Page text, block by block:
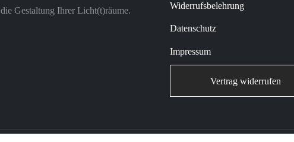
die Gestaltung Ihrer Licht(t)räume.
Widerrufsbelehrung
Datenschutz
Impressum
Vertrag widerrufen